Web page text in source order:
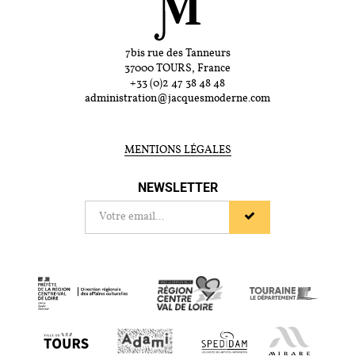
7bis rue des Tanneurs
37000 TOURS, France
+33 (0)2 47 38 48 48
administration@jacquesmoderne.com
MENTIONS LÉGALES
NEWSLETTER